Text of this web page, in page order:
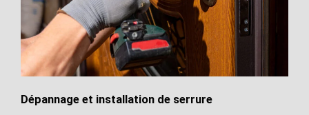
Dépannage et installation de serrure